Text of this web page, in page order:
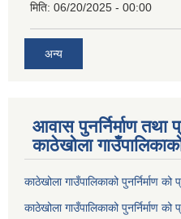
मिति: 06/20/2025 - 00:00
अन्य
आवास पुनर्निर्माण तथा
काठेखोला
काठेखोला गाउँपालिकाको पुनर्निर्माण को
काठेखोला गाउँपालिकाको पुनर्निर्माण